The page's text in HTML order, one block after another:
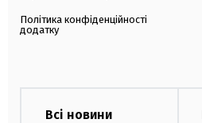
Політика конфіденційності
додатку
Всі новини